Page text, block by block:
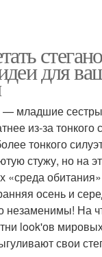
для
— младшие
из-за тонкого
тонкого
стужу, но на
«среда
осень и
незаменимы! На
look'ов
свои